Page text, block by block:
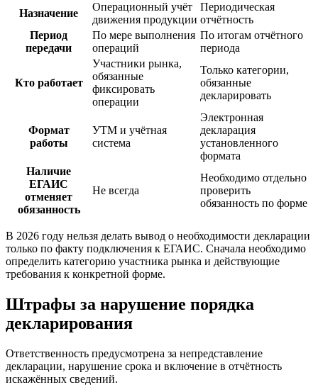
Назначение
Операционный учёт
движения продукции
Периодическая
отчётность
Период
передачи
По мере выполнения
операций
По итогам отчётного
периода
Кто работает
Участники рынка,
обязанные
фиксировать
операции
Только категории,
обязанные
декларировать
Формат
работы
УТМ и учётная
система
Электронная
декларация
установленного
формата
Наличие
ЕГАИС
отменяет
обязанность
Не всегда
Необходимо отдельно
проверить
обязанность по форме
В 2026 году нельзя делать вывод о необходимости декларации
только по факту подключения к ЕГАИС. Сначала необходимо
определить категорию участника рынка и действующие
требования к конкретной форме.
Штрафы за нарушение порядка
декларирования
Ответственность предусмотрена за непредставление
декларации, нарушение срока и включение в отчётность
искажённых сведений.